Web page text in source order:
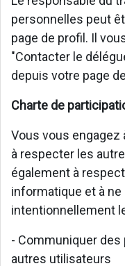
personnelles peut
page de profil. Il
"Contacter le
depuis votre page
Charte de
Vous vous engagez
à respecter les
également à
informatique et à
intentionnellement
- Communiquer
autres utilisateurs